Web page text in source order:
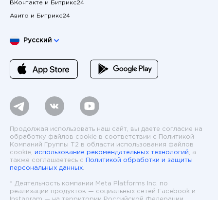
ВКонтакте и Битрикс24
Авито и Битрикс24
Выберите язык
Русский
Продолжая использовать наш сайт, вы даете согласие на
обработку файлов cookie в соответствии с Политикой
Компаний Группы T2 в области использования файлов
cookie,
использование рекомендательных технологий , а
также соглашаетесь с
Политикой обработки и защиты
персональных данных.
* Деятельность компании Meta Platforms Inc. по
реализации продуктов — социальных сетей Facebook и